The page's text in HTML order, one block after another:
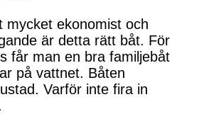
mycket ekonomist och
är detta rätt båt. För
får man en bra familjebåt
på vattnet. Båten
Varför inte fira in